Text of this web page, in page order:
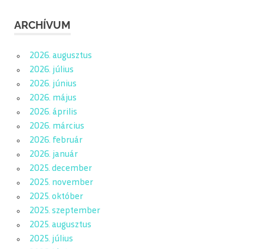
ARCHÍVUM
2026. augusztus
2026. július
2026. június
2026. május
2026. április
2026. március
2026. február
2026. január
2025. december
2025. november
2025. október
2025. szeptember
2025. augusztus
2025. július